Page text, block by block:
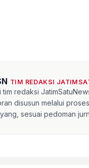
TIM REDAKSI
tim redaksi
disusun melalui
sesuai pedoman